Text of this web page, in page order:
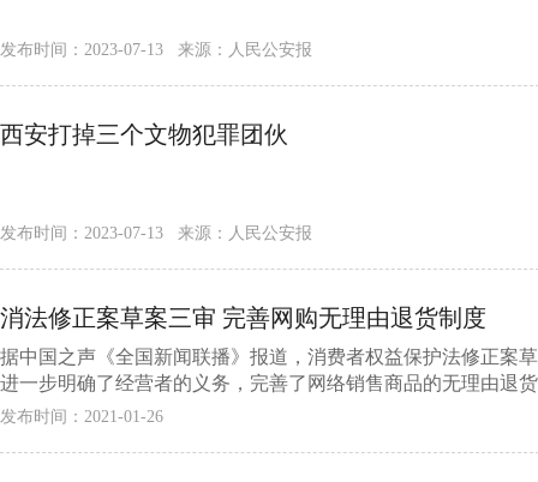
发布时间：2023-07-13 来源：人民公安报
西安打掉三个文物犯罪团伙
发布时间：2023-07-13 来源：人民公安报
消法修正案草案三审 完善网购无理由退货制度
据中国之声《全国新闻联播》报道，消费者权益保护法修正案
进一步明确了经营者的义务，完善了网络销售商品的无理由退
发布时间：2021-01-26